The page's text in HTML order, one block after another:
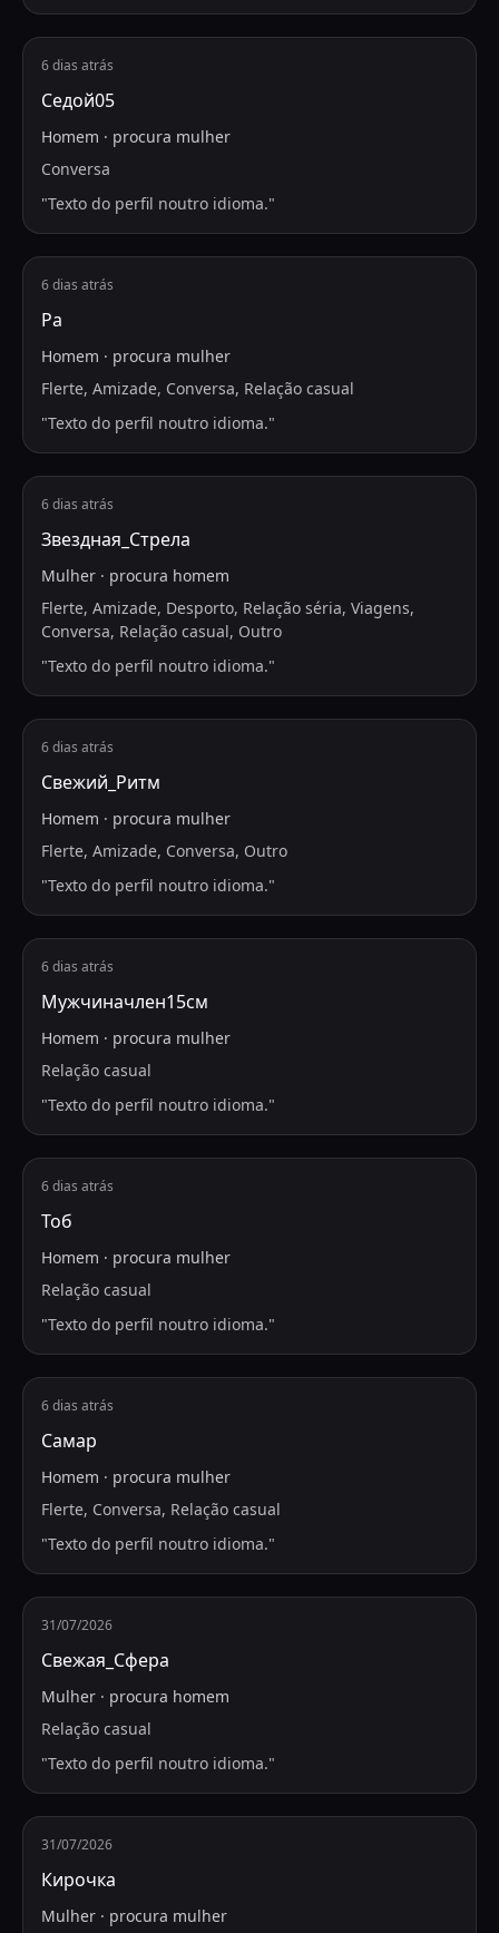
6 dias atrás
Седой05
Homem · procura mulher
Conversa
"Texto do perfil noutro idioma."
6 dias atrás
Ра
Homem · procura mulher
Flerte, Amizade, Conversa, Relação casual
"Texto do perfil noutro idioma."
6 dias atrás
Звездная_Стрела
Mulher · procura homem
Flerte, Amizade, Desporto, Relação séria, Viagens,
Conversa, Relação casual, Outro
"Texto do perfil noutro idioma."
6 dias atrás
Свежий_Ритм
Homem · procura mulher
Flerte, Amizade, Conversa, Outro
"Texto do perfil noutro idioma."
6 dias atrás
Мужчиначлен15см
Homem · procura mulher
Relação casual
"Texto do perfil noutro idioma."
6 dias atrás
Тоб
Homem · procura mulher
Relação casual
"Texto do perfil noutro idioma."
6 dias atrás
Самар
Homem · procura mulher
Flerte, Conversa, Relação casual
"Texto do perfil noutro idioma."
31/07/2026
Свежая_Сфера
Mulher · procura homem
Relação casual
"Texto do perfil noutro idioma."
31/07/2026
Кирочка
Mulher · procura mulher